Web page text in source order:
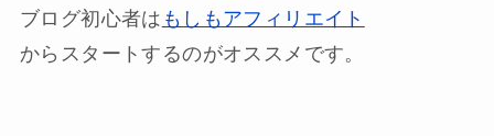
ブログ初心者は もしもアフィリエイト
からスタートするのがオススメです。